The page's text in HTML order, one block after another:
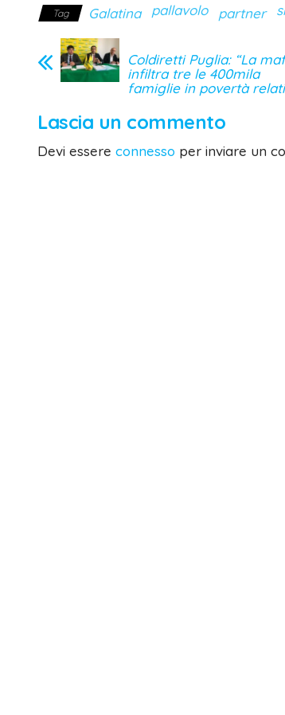
Tag Galatina pallavolo partner
Coldiretti Puglia: “La
infiltra tre le 400mila
famiglie in povertà
Lascia un commento
Devi essere connesso per inviare un